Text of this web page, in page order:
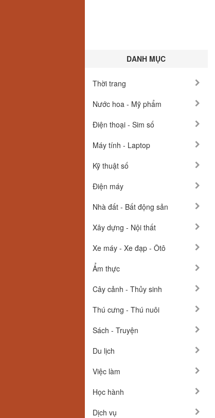
DANH MỤC
Thời trang
Nước hoa - Mỹ phẩm
Điện thoại - Sim số
Máy tính - Laptop
Kỹ thuật số
Điện máy
Nhà đất - Bất động sản
Xây dựng - Nội thất
Xe máy - Xe đạp - Ôtô
Ẩm thực
Cây cảnh - Thủy sinh
Thú cưng - Thú nuôi
Sách - Truyện
Du lịch
Việc làm
Học hành
Dịch vụ